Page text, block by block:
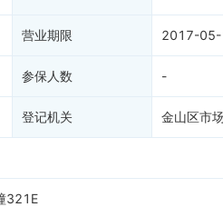
营业期限 2017-05-
参保人数 -
登记机关 金山区市
321E